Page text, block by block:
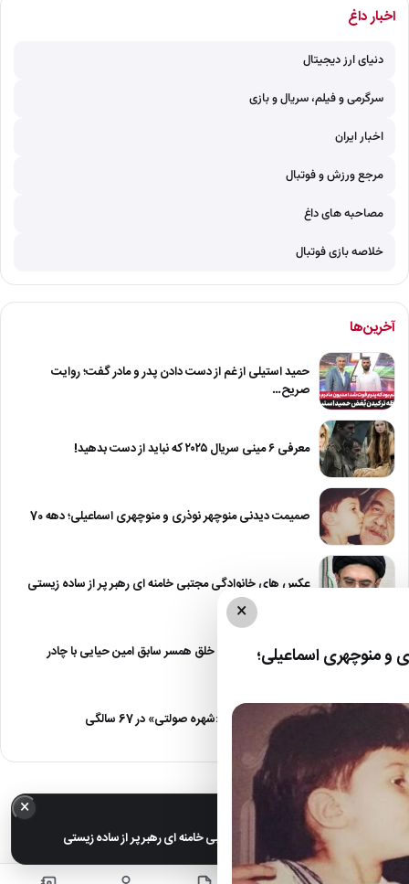
اخبار داغ
دنیای ارز دیجیتال
سرگرمی و فیلم، سریال و بازی
اخبار ایران
مرجع ورزش و فوتبال
مصاحبه های داغ
خلاصه بازی فوتبال
آخرین‌ها
حمید استیلی از غم از دست دادن پدر و مادر گفت؛ روایت
صریح…
معرفی ۶ مینی سریال ۲۰۲۵ که نباید از دست بدهید!
صمیمت دیدنی منوچهر نوذری و منوچهری اسماعیلی؛ دهه 70
عکس های خانوادگی مجتبی خامنه ای رهبر پر از ساده زیستی
عکس| نیلوفر خوش خلق همسر سابق امین حیایی با چادر
عکس| تغییر چهره «شهره صولتی» در 67 سالگی
×
منوچهری اسماعیلی؛
× خبر مهم
عکس های خانوادگی مجتبی خامنه ای رهبر پر از ساده زیستی